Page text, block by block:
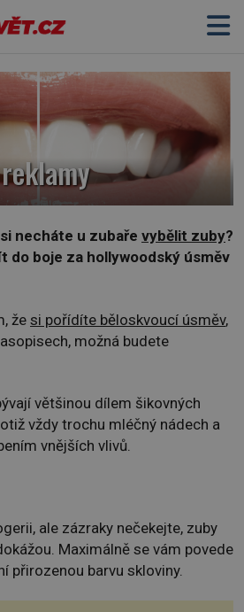
necháte u zubaře vybělit zuby?
do boje za hollywoodský úsměv
že si pořídíte běloskvoucí úsměv,
možná budete
většinou dílem šikovných
vždy trochu mléčný nádech a
vnějších vlivů.
ale zázraky nečekejte, zuby
Maximálně se vám povede
přirozenou barvu skloviny.